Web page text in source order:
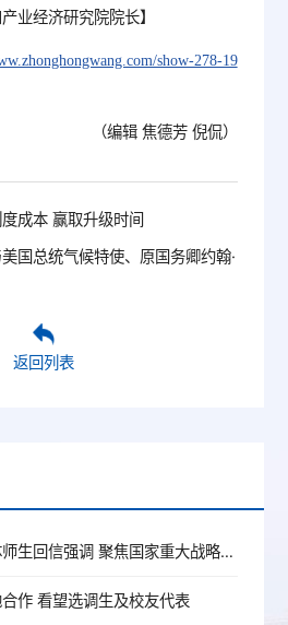
业经济研究院院长】
show-278-19
（编辑 焦德芳 倪侃）
成本 赢取升级时间
国总统气候特使、原国务卿约翰·
返回列表
习近平给天津大学全体师生回信强调 聚焦国家重大战略需求提高人才培养质量 更好服务经济社会发展
作 看望选调生及校友代表